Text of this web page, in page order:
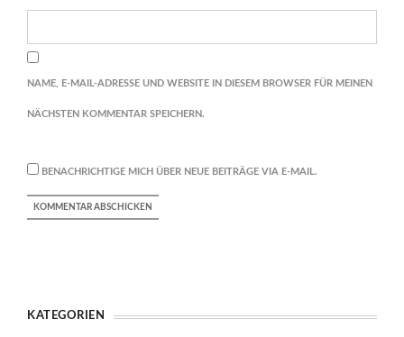
NAME, E-MAIL-ADRESSE UND WEBSITE IN DIESEM BROWSER FÜR MEINEN
NÄCHSTEN KOMMENTAR SPEICHERN.
BENACHRICHTIGE MICH ÜBER NEUE BEITRÄGE VIA E-MAIL.
KATEGORIEN